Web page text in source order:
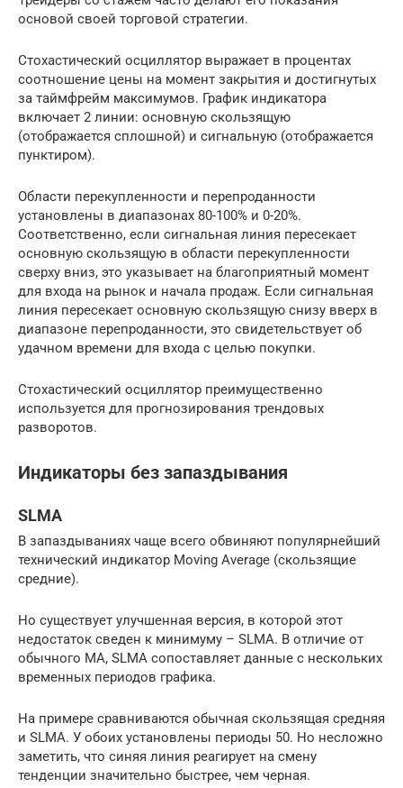
основой своей торговой стратегии.
Стохастический осциллятор выражает в процентах
соотношение цены на момент закрытия и достигнутых
за таймфрейм максимумов. График индикатора
включает 2 линии: основную скользящую
(отображается сплошной) и сигнальную (отображается
пунктиром).
Области перекупленности и перепроданности
установлены в диапазонах 80-100% и 0-20%.
Соответственно, если сигнальная линия пересекает
основную скользящую в области перекупленности
сверху вниз, это указывает на благоприятный момент
для входа на рынок и начала продаж. Если сигнальная
линия пересекает основную скользящую снизу вверх в
диапазоне перепроданности, это свидетельствует об
удачном времени для входа с целью покупки.
Стохастический осциллятор преимущественно
используется для прогнозирования трендовых
разворотов.
Индикаторы без запаздывания
SLMA
В запаздываниях чаще всего обвиняют популярнейший
технический индикатор Moving Average (скользящие
средние).
Но существует улучшенная версия, в которой этот
недостаток сведен к минимуму – SLMA. В отличие от
обычного МА, SLMA сопоставляет данные с нескольких
временных периодов графика.
На примере сравниваются обычная скользящая средняя
и SLMA. У обоих установлены периоды 50. Но несложно
заметить, что синяя линия реагирует на смену
тенденции значительно быстрее, чем черная.